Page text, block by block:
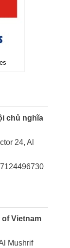
chủ nghĩa
24, Al
Vietnam
Mushrif